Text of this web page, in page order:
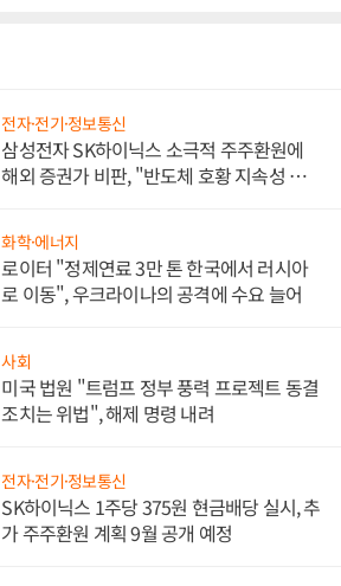
전자·전기·정보통신
삼성전자 SK하이닉스 소극적 주주환원에
해외 증권가 비판, "반도체 호황 지속성 의
화학·에너지
로이터 "정제연료 3만 톤 한국에서 러시아
로 이동", 우크라이나의 공격에 수요 늘어
사회
미국 법원 "트럼프 정부 풍력 프로젝트 동결
조치는 위법", 해제 명령 내려
전자·전기·정보통신
SK하이닉스 1주당 375원 현금배당 실시, 추
가 주주환원 계획 9월 공개 예정